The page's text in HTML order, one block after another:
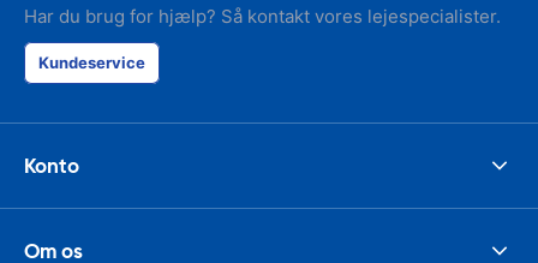
Har du brug for hjælp? Så kontakt vores lejespecialister.
Kundeservice
Konto
Om os